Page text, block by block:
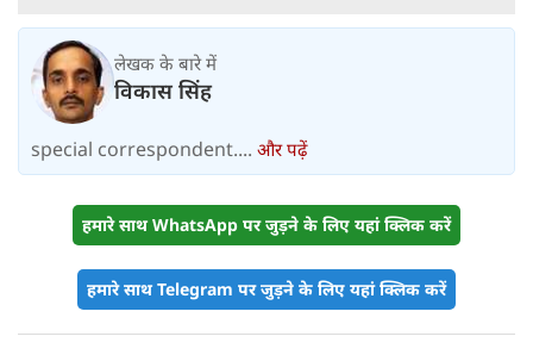
लेखक के बारे में
विकास सिंह
special correspondent.... और पढ़ें
हमारे साथ WhatsApp पर जुड़ने के लिए यहां क्लिक करें
हमारे साथ Telegram पर जुड़ने के लिए यहां क्लिक करें